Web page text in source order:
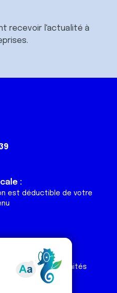
recevoir l'actualité à
:
est déductible de votre
Espace Ligue & comités
Espace chercheur